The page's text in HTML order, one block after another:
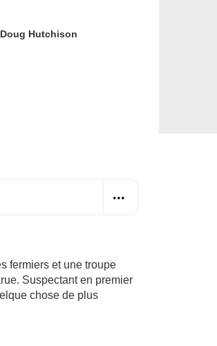
Doug Hutchison
fermiers et une troupe
Suspectant en premier
chose de plus